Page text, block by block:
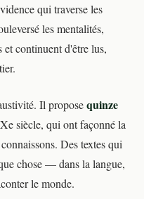
qui traverse les
les mentalités,
continuent d'être lus,
Il proposequinze
siècle, qui ont façonné la
Des textes qui
chose — dans la langue,
le monde.